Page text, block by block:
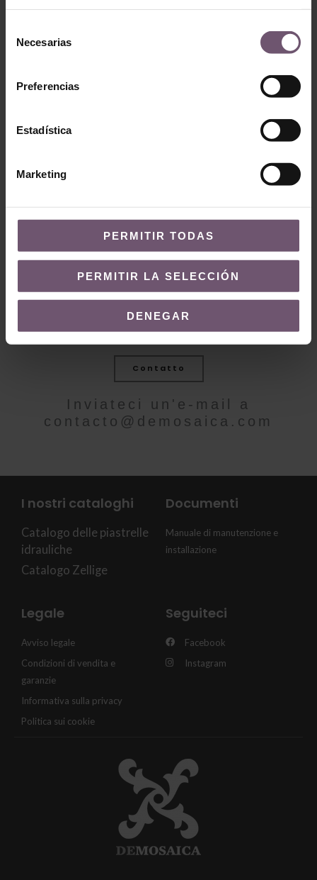
Necesarias
Preferencias
Estadística
Marketing
PERMITIR TODAS
PERMITIR LA SELECCIÓN
DENEGAR
ZP111 – Seft
VOLETE MAGGIORI INFORMAZIONI?
Contatto
Inviateci un'e-mail a
contacto@demosaica.com
I nostri cataloghi
Catalogo delle piastrelle
idrauliche
Catalogo Zellige
Documenti
Manuale di manutenzione e
installazione
Legale
Avviso legale
Condizioni di vendita e
garanzie
Informativa sulla privacy
Politica sui cookie
Seguiteci
Facebook
Instagram